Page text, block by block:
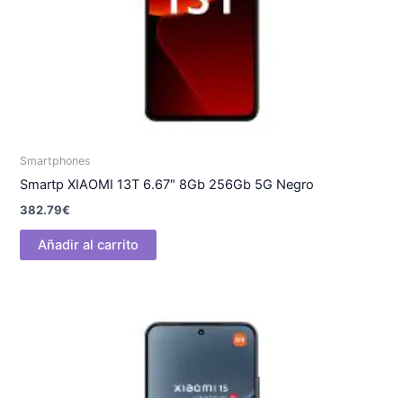
Smartphones
Smartp XIAOMI 13T 6.67″ 8Gb 256Gb 5G Negro
382.79€
Añadir al carrito